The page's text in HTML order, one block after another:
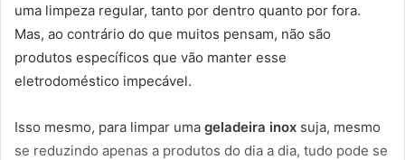
uma limpeza regular, tanto por dentro quanto por fora.
Mas, ao contrário do que muitos pensam, não são
produtos específicos que vão manter esse
eletrodoméstico impecável.
Isso mesmo, para limpar uma geladeira inox suja, mesmo
se reduzindo apenas a produtos do dia a dia, tudo pode se